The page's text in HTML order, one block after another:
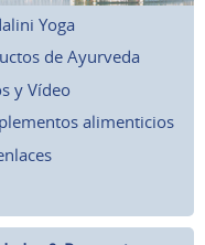
Yoga
de Ayurveda
y Vídeo
alimenticios